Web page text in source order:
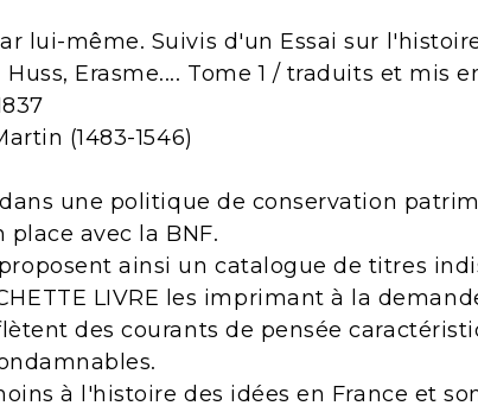
lui-même. Suivis d'un Essai sur
Erasme.... Tome 1 / traduits et mis
(1483-1546)
une politique de conservation
place avec la BNF.
proposent ainsi un catalogue de titres
LIVRE les imprimant à la
des courants de pensée
à l'histoire des idées en France et